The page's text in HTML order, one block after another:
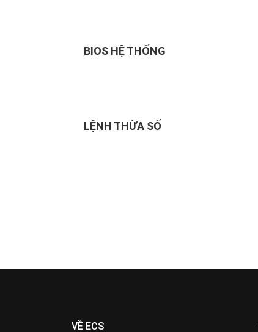
BIOS HỆ THỐNG
LỆNH THỪA SỐ
VỀ ECS